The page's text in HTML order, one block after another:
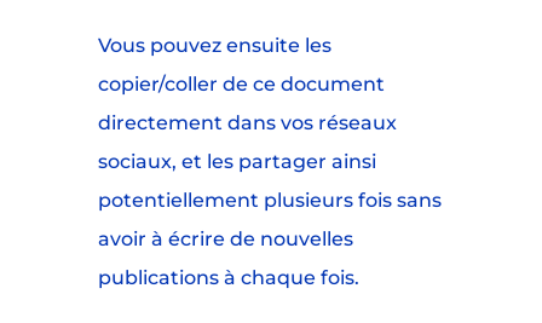
Vous pouvez ensuite les
copier/coller de ce document
directement dans vos réseaux
sociaux, et les partager ainsi
potentiellement plusieurs fois sans
avoir à écrire de nouvelles
publications à chaque fois.